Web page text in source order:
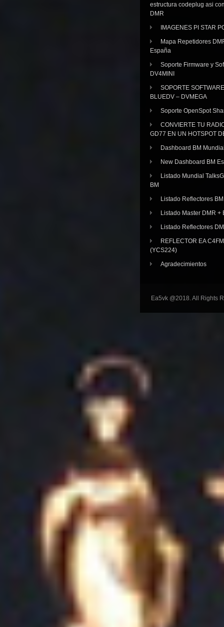
estructura codeplug asi
DMR
IMAGENES PI STAR
Mapa Repetidores
España
Soporte Firmware y
DV4MINI
SOPORTE SOFTWARE
BLUEDV – DVMEGA
Soporte OpenSpot
CONVIERTE TU
GD77 EN UN HOTSPOT
Dashboard BM
New Dashboard BM
Listado Mundial
BM
Listado Reflectores BM
Listado Master DMR +
Listado Reflectores
REFLECTOR EA
(YCS224)
Agradecimientos
Ea5vk @2018. All Rights